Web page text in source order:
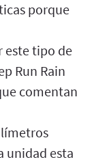
porque
este tipo de
Run Rain
comentan
unidad esta